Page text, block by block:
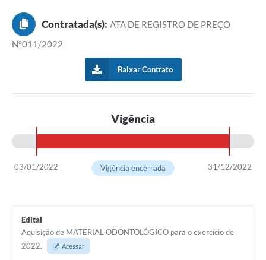
Contratada(s): ATA DE REGISTRO DE PREÇO
N°011/2022
Baixar Contrato
Vigência
03/01/2022 31/12/2022
Vigência encerrada
Edital
Aquisição de MATERIAL ODONTOLÓGICO para o exercício de
2022.
Acessar